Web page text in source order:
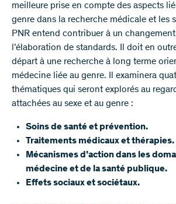
meilleure prise en compte des aspects
genre dans la recherche médicale et les
PNR entend contribuer à un
l’élaboration de standards. Il doit en
départ à une recherche à long terme
médecine liée au genre. Il examinera
thématiques qui seront explorés au
attachées au sexe et au genre :
Soins de santé et prévention.
Traitements médicaux et thérapies.
Mécanismes d’action dans les
médecine et de la santé publique.
Effets sociaux et sociétaux.